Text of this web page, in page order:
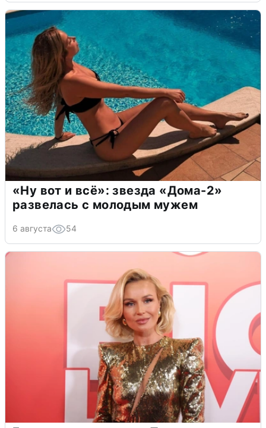
«Ну вот и всё»: звезда «Дома-2»
развелась с молодым мужем
6 августа 54